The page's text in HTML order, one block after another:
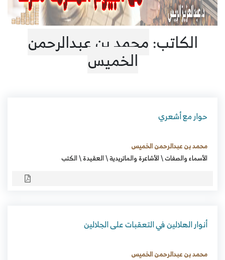
الكاتب:محمد بن عبدالرحمن
الخميس
حوار مع أشعري
محمد بن عبدالرحمن الخميس
الأسماء والصفات\الأشاعرة والماتريدية\العقيدة\الكتب
أنوار الهلالين في التعقبات على الجلالين
محمد بن عبدالرحمن الخميس